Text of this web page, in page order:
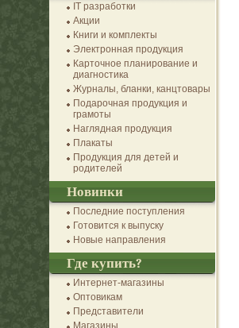
IT разработки
Акции
Книги и комплекты
Электронная продукция
Карточное планирование и
диагностика
Журналы, бланки, канцтовары
Подарочная продукция и
грамоты
Наглядная продукция
Плакаты
Продукция для детей и
родителей
Новинки
Последние поступления
Готовится к выпуску
Новые направления
Где купить?
Интернет-магазины
Оптовикам
Представители
Магазины